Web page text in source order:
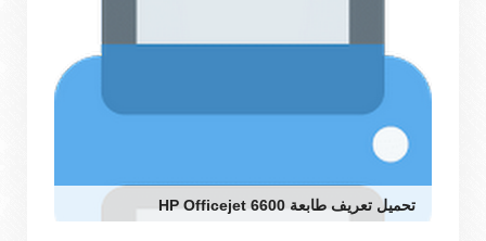
تحميل تعريف طابعة HP Officejet 6600